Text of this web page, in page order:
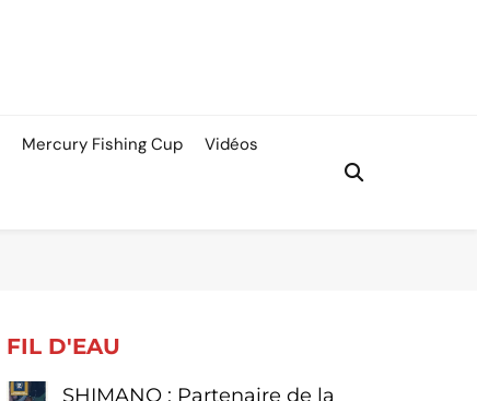
Mercury Fishing Cup Vidéos
FIL D'EAU
SHIMANO : Partenaire de la